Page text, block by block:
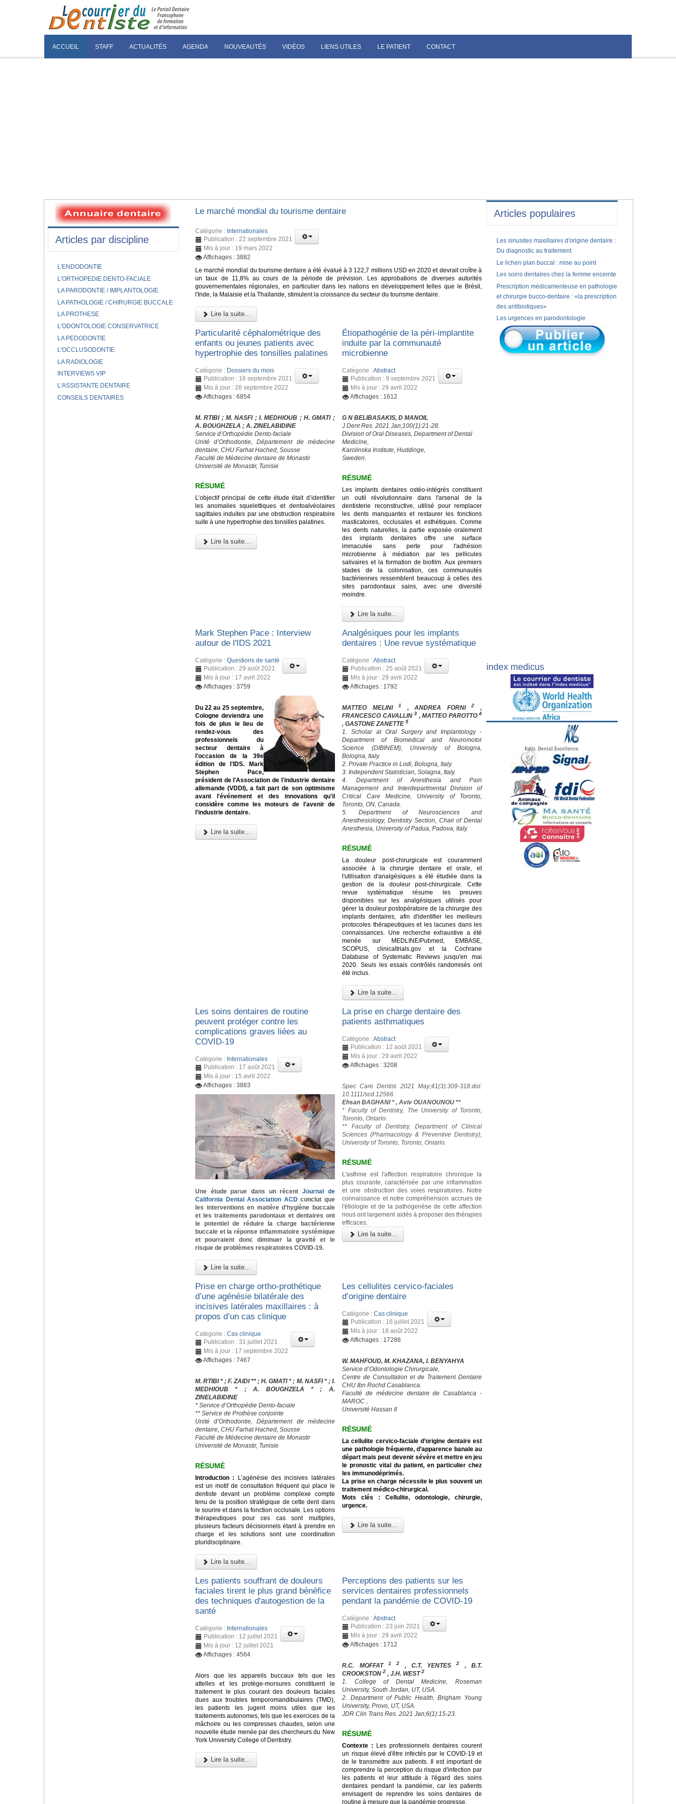
ACCUEIL STAFF ACTUALITÉS AGENDA NOUVEAUTÉS VIDÉOS LIENS UTILES LE PATIENT CONTACT
Le marché mondial du tourisme dentaire
Catégorie : Internationales
Publication : 22 septembre 2021
Mis à jour : 19 mars 2022
Affichages : 3882
Le marché mondial du tourisme dentaire a été évalué à 3 122,7 millions USD en 2020 et devrait croître à
un taux de 11,8% au cours de la période de prévision. Les approbations de diverses autorités
gouvernementales régionales, en particulier dans les nations en développement telles que le Brésil,
l'Inde, la Malaisie et la Thaïlande, stimulent la croissance du secteur du tourisme dentaire.
Lire la suite...
Particularité céphalométrique des
enfants ou jeunes patients avec
hypertrophie des tonsilles palatines
Catégorie : Dossiers du mois
Publication : 16 septembre 2021
Mis à jour : 26 septembre 2022
Affichages : 6854
M. RTIBI ; M. NASFI ; I. MEDHIOUB ; H. GMATI ;
A. BOUGHZELA ; A. ZINELABIDINE
Service d’Orthopédie Dento-faciale
Unité d’Orthodontie, Département de médecine
dentaire, CHU Farhat Hached, Sousse
Faculté de Médecine dentaire de Monastir
Université de Monastir, Tunisie
RÉSUMÉ
L’objectif principal de cette étude était d’identifier
les anomalies squelettiques et dentoalvéolaires
sagittales induites par une obstruction respiratoire
suite à une hypertrophie des tonsilles palatines.
Lire la suite...
Étiopathogénie de la péri-implantite
induite par la communauté
microbienne
Catégorie :Abstract
Publication : 9 septembre 2021
Mis à jour : 29 avril 2022
Affichages : 1612
G N BELIBASAKIS, D MANOIL
J Dent Res. 2021 Jan;100(1):21-28.
Division of Oral Diseases, Department of Dental
Medicine,
Karolinska Institute, Huddinge,
Sweden.
RÉSUMÉ
Les implants dentaires ostéo-intégrés constituent
un outil révolutionnaire dans l'arsenal de la
dentisterie reconstructive, utilisé pour remplacer
les dents manquantes et restaurer les fonctions
masticatoires, occlusales et esthétiques. Comme
les dents naturelles, la partie exposée oralement
des implants dentaires offre une surface
immaculée sans perte pour l'adhésion
microbienne à médiation par les pellicules
salivaires et la formation de biofilm. Aux premiers
stades de la colonisation, ces communautés
bactériennes ressemblent beaucoup à celles des
sites parodontaux sains, avec une diversité
moindre.
Lire la suite...
Mark Stephen Pace : Interview
autour de l'IDS 2021
Catégorie : Questions de santé
Publication : 29 août 2021
Mis à jour : 17 avril 2022
Affichages : 3759
Du 22 au 25 septembre,
Cologne deviendra une
fois de plus le lieu de
rendez-vous des
professionnels du
secteur dentaire à
l'occasion de la 39e
édition de l'IDS. Mark
Stephen Pace,
président de l'Association de l'industrie dentaire
allemande (VDDI), a fait part de son optimisme
avant l'événement et des innovations qu'il
considère comme les moteurs de l'avenir de
l'industrie dentaire.
Lire la suite...
Analgésiques pour les implants
dentaires : Une revue systématique
Catégorie :Abstract
Publication : 25 août 2021
Mis à jour : 29 avril 2022
Affichages : 1792
MATTEO MELINI1 , ANDREA FORNI2
,
FRANCESCO CAVALLIN3 , MATTEO PAROTTO 4
, GASTONE ZANETTE5
1. Scholar at Oral Surgery and Implantology -
Department of Biomedical and Neuromotor
Science (DIBINEM), University of Bologna,
Bologna, Italy.
2. Private Practice in Lodi, Bologna, Italy.
3. Independent Statistician, Solagna, Italy.
4. Department of Anesthesia and Pain
Management and Interdepartmental Division of
Critical Care Medicine, University of Toronto,
Toronto, ON, Canada.
5. Department of Neurosciences and
Anesthesiology, Dentistry Section, Chair of Dental
Anesthesia, University of Padua, Padova, Italy.
RÉSUMÉ
La douleur post-chirurgicale est couramment
associée à la chirurgie dentaire et orale, et
l'utilisation d'analgésiques a été étudiée dans la
gestion de la douleur post-chirurgicale. Cette
revue systématique résume les preuves
disponibles sur les analgésiques utilisés pour
gérer la douleur postopératoire de la chirurgie des
implants dentaires, afin d'identifier les meilleurs
protocoles thérapeutiques et les lacunes dans les
connaissances. Une recherche exhaustive a été
menée sur MEDLINE/Pubmed, EMBASE,
SCOPUS, clinicaltrials.gov et la Cochrane
Database of Systematic Reviews jusqu'en mai
2020. Seuls les essais contrôlés randomisés ont
été inclus.
Lire la suite...
Les soins dentaires de routine
peuvent protéger contre les
complications graves liées au
COVID-19
Catégorie : Internationales
Publication : 17 août 2021
Mis à jour : 15 avril 2022
Affichages : 3883
Une étude parue dans un récentJournal de
California Dental Association ACDconclut que
les interventions en matière d'hygiène buccale
et les traitements parodontaux et dentaires ont
le potentiel de réduire la charge bactérienne
buccale et la réponse inflammatoire systémique
et pourraient donc diminuer la gravité et le
risque de problèmes respiratoires COVID-19.
Lire la suite...
La prise en charge dentaire des
patients asthmatiques
Catégorie :Abstract
Publication : 12 août 2021
Mis à jour : 29 avril 2022
Affichages : 3208
Spec Care Dentist. 2021 May;41(3):309-318.doi:
10.1111/scd.12566.
Ehsan BAGHANI * , Aviv OUANOUNOU **
* Faculty of Dentistry, The University of Toronto,
Toronto, Ontario.
** Faculty of Dentistry, Department of Clinical
Sciences (Pharmacology & Preventive Dentistry),
University of Toronto, Toronto, Ontario.
RÉSUMÉ
L'asthme est l'affection respiratoire chronique la
plus courante, caractérisée par une inflammation
et une obstruction des voies respiratoires. Notre
connaissance et notre compréhension accrues de
l'étiologie et de la pathogenèse de cette affection
nous ont largement aidés à proposer des thérapies
efficaces.
Lire la suite...
Prise en charge ortho-prothétique
d’une agénésie bilatérale des
incisives latérales maxillaires : à
propos d’un cas clinique
Catégorie : Cas clinique
Publication : 31 juillet 2021
Mis à jour : 17 septembre 2022
Affichages : 7467
M. RTIBI * ; F. ZAIDI ** ; H. GMATI * ; M. NASFI * ; I.
MEDHIOUB * ; A. BOUGHZELA * ; A.
ZINELABIDINE
* Service d’Orthopédie Dento-faciale
** Service de Prothèse conjointe
Unité d’Orthodontie, Département de médecine
dentaire, CHU Farhat Hached, Sousse
Faculté de Médecine dentaire de Monastir
Université de Monastir, Tunisie
RÉSUMÉ
Introduction : L’agénésie des incisives latérales
est un motif de consultation fréquent qui place le
dentiste devant un problème complexe compte
tenu de la position stratégique de cette dent dans
le sourire et dans la fonction occlusale. Les options
thérapeutiques pour ces cas sont multiples,
plusieurs facteurs décisionnels étant à prendre en
charge et les solutions sont une coordination
pluridisciplinaire.
Lire la suite...
Les cellulites cervico-faciales
d’origine dentaire
Catégorie :Cas clinique
Publication : 16 juillet 2021
Mis à jour : 18 août 2022
Affichages : 17286
W. MAHFOUD, M. KHAZANA, I. BENYAHYA
Service d’Odontologie Chirurgicale,
Centre de Consultation et de Traitement Dentaire
CHU Ibn Rochd Casablanca.
Faculté de médecine dentaire de Casablanca -
MAROC ,
Université Hassan II
RÉSUMÉ
La cellulite cervico-faciale d’origine dentaire est
une pathologie fréquente, d’apparence banale au
départ mais peut devenir sévère et mettre en jeu
le pronostic vital du patient, en particulier chez
les immunodéprimés.
La prise en charge nécessite le plus souvent un
traitement médico-chirurgical.
Mots clés : Cellulite, odontologie, chirurgie,
urgence.
Lire la suite...
Les patients souffrant de douleurs
faciales tirent le plus grand bénéfice
des techniques d'autogestion de la
santé
Catégorie : Internationales
Publication : 12 juillet 2021
Mis à jour : 12 juillet 2021
Affichages : 4564
Alors que les appareils buccaux tels que les
attelles et les protège-morsures constituent le
traitement le plus courant des douleurs faciales
dues aux troubles temporomandibulaires (TMD),
les patients les jugent moins utiles que les
traitements autonomes, tels que les exercices de la
mâchoire ou les compresses chaudes, selon une
nouvelle étude menée par des chercheurs du New
York University College of Dentistry.
Lire la suite...
Perceptions des patients sur les
services dentaires professionnels
pendant la pandémie de COVID-19
Catégorie :Abstract
Publication : 23 juin 2021
Mis à jour : 29 avril 2022
Affichages : 1712
R.C. MOFFAT 1 2 , C.T. YENTES2
, B.T.
CROOKSTON2 , J.H. WEST2
1. College of Dental Medicine, Roseman
University, South Jordan, UT, USA.
2. Department of Public Health, Brigham Young
University, Provo, UT, USA.
JDR Clin Trans Res. 2021 Jan;6(1):15-23.
RÉSUMÉ
Contexte : Les professionnels dentaires courent
un risque élevé d'être infectés par le COVID-19 et
de le transmettre aux patients. Il est important de
comprendre la perception du risque d'infection par
les patients et leur attitude à l'égard des soins
dentaires pendant la pandémie, car les patients
envisagent de reprendre les soins dentaires de
routine à mesure que la pandémie progresse.
Articles par discipline
L'ENDODONTIE
L'ORTHOPEDIE DENTO-FACIALE
LA PARODONTIE / IMPLANTOLOGIE
LA PATHOLOGIE / CHIRURGIE BUCCALE
LA PROTHESE
L'ODONTOLOGIE CONSERVATRICE
LA PEDODONTIE
L'OCCLUSODONTIE
LA RADIOLOGIE
INTERVIEWS VIP
L'ASSISTANTE DENTAIRE
CONSEILS DENTAIRES
Articles populaires
Les sinusites maxillaires d'origine dentaire :
Du diagnostic au traitement
Le lichen plan buccal : mise au point
Les soins dentaires chez la femme enceinte
Prescription médicamenteuse en pathologie
et chirurgie bucco-dentaire : «la prescription
des antibiotiques»
Les urgences en parodontologie
index medicus